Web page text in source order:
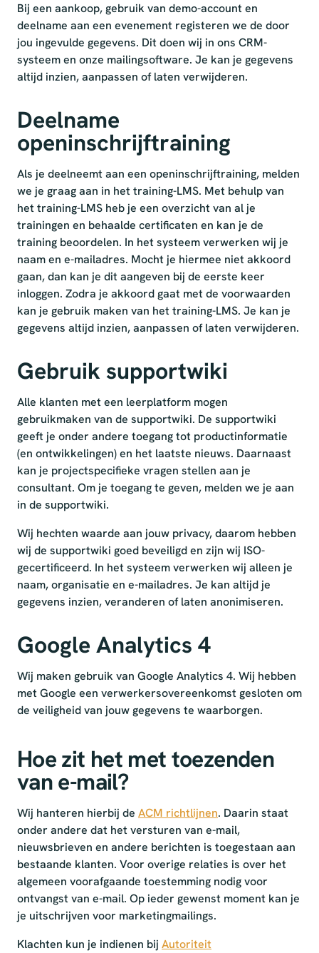
Bij een aankoop, gebruik van demo-account en
deelname aan een evenement registeren we de door
jou ingevulde gegevens. Dit doen wij in ons CRM-
systeem en onze mailingsoftware. Je kan je gegevens
altijd inzien, aanpassen of laten verwijderen.
Deelname
openinschrijftraining
Als je deelneemt aan een openinschrijftraining, melden
we je graag aan in het training-LMS. Met behulp van
het training-LMS heb je een overzicht van al je
trainingen en behaalde certificaten en kan je de
training beoordelen. In het systeem verwerken wij je
naam en e-mailadres. Mocht je hiermee niet akkoord
gaan, dan kan je dit aangeven bij de eerste keer
inloggen. Zodra je akkoord gaat met de voorwaarden
kan je gebruik maken van het training-LMS. Je kan je
gegevens altijd inzien, aanpassen of laten verwijderen.
Gebruik supportwiki
Alle klanten met een leerplatform mogen
gebruikmaken van de supportwiki. De supportwiki
geeft je onder andere toegang tot productinformatie
(en ontwikkelingen) en het laatste nieuws. Daarnaast
kan je projectspecifieke vragen stellen aan je
consultant. Om je toegang te geven, melden we je aan
in de supportwiki.
Wij hechten waarde aan jouw privacy, daarom hebben
wij de supportwiki goed beveiligd en zijn wij ISO-
gecertificeerd. In het systeem verwerken wij alleen je
naam, organisatie en e-mailadres. Je kan altijd je
gegevens inzien, veranderen of laten anonimiseren.
Google Analytics 4
Wij maken gebruik van Google Analytics 4. Wij hebben
met Google een verwerkersovereenkomst gesloten om
de veiligheid van jouw gegevens te waarborgen.
Hoe zit het met toezenden
van e-mail?
Wij hanteren hierbij de ACM richtlijnen. Daarin staat
onder andere dat het versturen van e-mail,
nieuwsbrieven en andere berichten is toegestaan aan
bestaande klanten. Voor overige relaties is over het
algemeen voorafgaande toestemming nodig voor
ontvangst van e-mail. Op ieder gewenst moment kan je
je uitschrijven voor marketingmailings.
Klachten kun je indienen bij Autoriteit